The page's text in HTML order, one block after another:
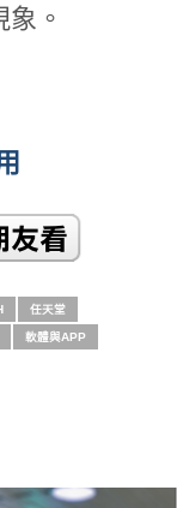
。
任天堂
軟體與APP